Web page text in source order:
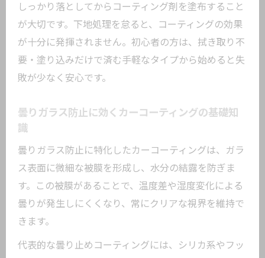
解説
曇り止め裏ワザとカーコーティングの意外な
曇り止め裏ワザとカーコーティングの効
カーコーティングと曇り止めスプレーの
活用法
車曇り止め裏ワザとコーティングの組み
合わせ効果
を実現
しっかり落としてからコーティング剤を塗布すること
が大切です。下地処理を怠ると、コーティングの効果
が十分に発揮されません。初心者の方は、拭き取り不
要・塗り込みだけで済む手軽なタイプから始めると失
敗が少なく安心です。
曇りガラス防止に効くカーコーティングの基礎知
識
曇りガラス防止に特化したカーコーティングは、ガラ
ス表面に微細な被膜を形成し、水分の結露を防ぎま
す。この被膜があることで、温度差や湿度変化による
曇りが発生しにくくなり、常にクリアな視界を維持で
きます。
代表的な曇り止めコーティングには、シリカ系やフッ